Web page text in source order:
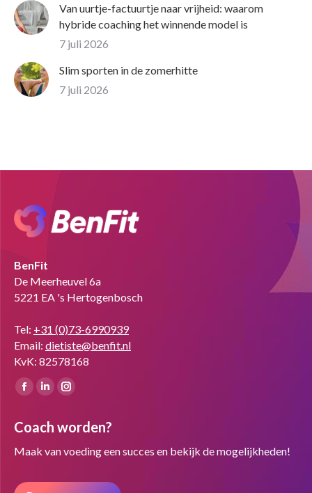
Van uurtje-factuurtje naar vrijheid: waarom
hybride coaching het winnende model is
7 juli 2026
Slim sporten in de zomerhitte
7 juli 2026
BenFit
De Meerheuvel 6a
5221 EA 's Hertogenbosch
Tel: +31 (0)73-6990939
Email: dietiste@benfit.nl
KvK: 82578168
Vind ons op:
Facebook
opens
in
window
Linkedin
opens
in
window
Instagram
opens
in
window
Coach worden?
Maak van voeding een succes en bekijk de mogelijkheden!